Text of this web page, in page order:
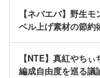
【ネバエバ】野生
ベル上げ素材の節約
【NTE】真紅やち
編成自由度を巡る議